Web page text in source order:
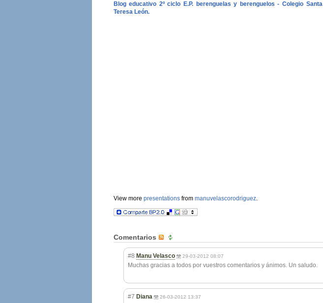
Blog educativo 2º ciclo E.P. berenguelas y berenguelos - Colegio Santa
Teresa León.
View more presentationsfrom manuvelascorodriguez.
Comentarios
#8 Manu Velasco 29-03-2012 08:07
Muchas gracias a todos por vuestros comentarios y ánimos. Un saludo.
#7 Diana 26-03-2012 13:37